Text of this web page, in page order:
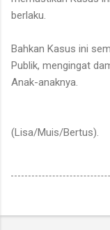
berlaku.
Bahkan Kasus ini
Publik, mengingat
Anak-anaknya.
(Lisa/Muis/Bertus).